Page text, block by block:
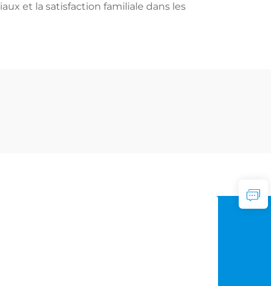
et la satisfaction familiale dans les